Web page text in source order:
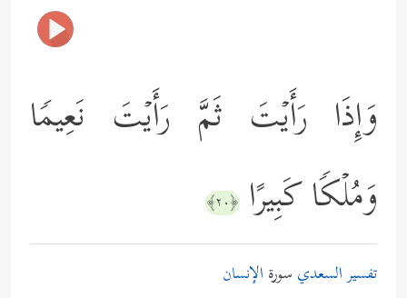
وَإِذَا رَأَیۡتَ ثَمَّ رَأَیۡتَ نَعِیمࣰا
وَمُلۡكࣰا كَبِیرًا ﴿٢٠﴾
تفسير السعدي سورة الإنسان